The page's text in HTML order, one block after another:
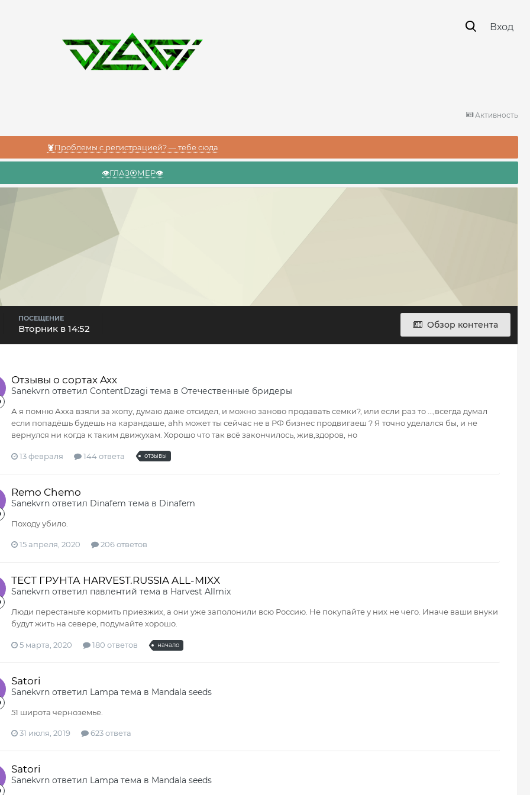
Вход
Активность
🦞Проблемы с регистрацией? — тебе сюда
👁️ГЛАЗ⦿МЕР👁️
Обзор контента
ПОСЕЩЕНИЕ
Вторник в 14:52
Отзывы о сортах Axx
Sanekvrnответил ContentDzagi тема в Отечественные бридеры
А я помню Ахха взяли за жопу, думаю даже отсидел, и можно заново продавать семки?, или если раз то ...,всегда думал
если попадёшь будешь на карандаше, ahh может ты сейчас не в РФ бизнес продвигаеш ? Я точно уделался бы, и не
вернулся ни когда к таким движухам. Хорошо что так всё закончилось, жив,здоров, но
13 февраля 144 ответа отзывы
Remo Chemo
Sanekvrnответил Dinafem тема в Dinafem
Походу убило.
15 апреля, 2020 206 ответов
ТЕСТ ГРУНТА HARVEST.RUSSIA ALL-MIXX
Sanekvrnответил павлентий тема в Harvest Allmix
Люди перестаньте кормить приезжих, а они уже заполонили всю Россию. Не покупайте у них не чего. Иначе ваши внуки
будут жить на севере, подумайте хорошо.
5 марта, 2020 180 ответов начало
Satori
Sanekvrnответил Lampa тема в Мandala seeds
51 широта черноземье.
31 июля, 2019 623 ответа
Satori
Sanekvrnответил Lampa тема в Мandala seeds